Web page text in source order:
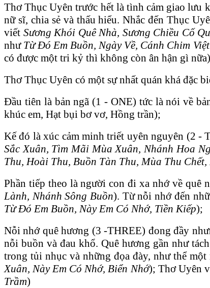
Thơ Thục Uyên trước hết là tình cảm giao lưu
nữ sĩ, chia sẻ và thấu hiểu. Nhắc đến Thục
viết Sương Khói Quê Nhà, Sương Chiều Cố
nhưTừ Đó Em Buồn, Ngày Về, Cánh Chim
có được một tri kỷ thì không còn ân hận gì
Thơ Thục Uyên có một sự nhất quán khá đặc
Đầu tiên là bản ngã (1 - ONE) tức là nói về
khúc em, Hạt bụi bơ vơ, Hồng trần);
Kế đó là xúc cảm minh triết uyên nguyên (2 -
Sắc Xuân, Tìm Mãi Mùa Xuân, Nhánh Hoa
Thu, Hoài Thu, Buồn Tàn Thu, Mùa Thu
Phần tiếp theo là người con đi xa nhớ về quê
Lành, Nhánh Sông Buồn). Từ nỗi nhớ đến
Từ Đó Em Buồn, Này Em Có Nhớ, Tiền Kiếp);
Nỗi nhớ quê hương (3 -THREE) đong đầy
nỗi buồn và đau khổ. Quê hương gần như
trong tủi nhục và những đọa đày, như thể
Xuân, Này Em Có Nhớ, Biển Nhớ); Thơ Uyên
Trầm)